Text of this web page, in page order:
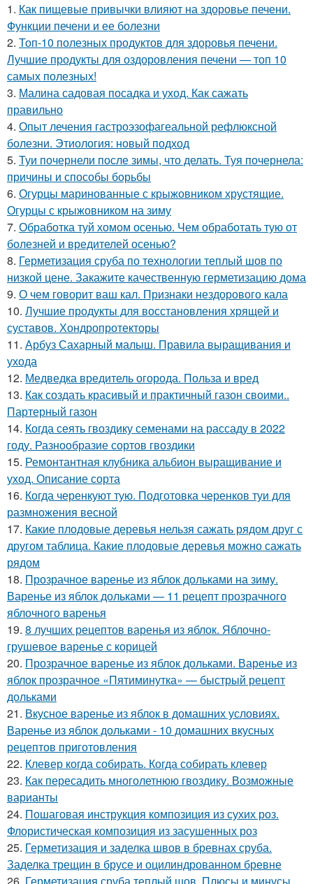
1. Как пищевые привычки влияют на здоровье печени.
Функции печени и ее болезни
2. Топ-10 полезных продуктов для здоровья печени.
Лучшие продукты для оздоровления печени — топ 10
самых полезных!
3. Малина садовая посадка и уход. Как сажать
правильно
4. Опыт лечения гастроэзофагеальной рефлюксной
болезни. Этиология: новый подход
5. Туи почернели после зимы, что делать. Туя почернела:
причины и способы борьбы
6. Огурцы маринованные с крыжовником хрустящие.
Огурцы с крыжовником на зиму
7. Обработка туй хомом осенью. Чем обработать тую от
болезней и вредителей осенью?
8. Герметизация сруба по технологии теплый шов по
низкой цене. Закажите качественную герметизацию дома
9. О чем говорит ваш кал. Признаки нездорового кала
10. Лучшие продукты для восстановления хрящей и
суставов. Хондропротекторы
11. Арбуз Сахарный малыш. Правила выращивания и
ухода
12. Медведка вредитель огорода. Польза и вред
13. Как создать красивый и практичный газон своими..
Партерный газон
14. Когда сеять гвоздику семенами на рассаду в 2022
году. Разнообразие сортов гвоздики
15. Ремонтантная клубника альбион выращивание и
уход. Описание сорта
16. Когда черенкуют тую. Подготовка черенков туи для
размножения весной
17. Какие плодовые деревья нельзя сажать рядом друг с
другом таблица. Какие плодовые деревья можно сажать
рядом
18. Прозрачное варенье из яблок дольками на зиму.
Варенье из яблок дольками — 11 рецепт прозрачного
яблочного варенья
19. 8 лучших рецептов варенья из яблок. Яблочно-
грушевое варенье с корицей
20. Прозрачное варенье из яблок дольками. Варенье из
яблок прозрачное «Пятиминутка» — быстрый рецепт
дольками
21. Вкусное варенье из яблок в домашних условиях.
Варенье из яблок дольками - 10 домашних вкусных
рецептов приготовления
22. Клевер когда собирать. Когда собирать клевер
23. Как пересадить многолетнюю гвоздику. Возможные
варианты
24. Пошаговая инструкция композиция из сухих роз.
Флористическая композиция из засушенных роз
25. Герметизация и заделка швов в бревнах сруба.
Заделка трещин в брусе и оцилиндрованном бревне